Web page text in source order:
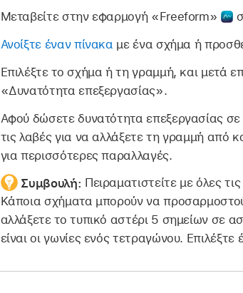
Μεταβείτε στην εφαρμογή «Freeform»
Ανοίξτε έναν πίνακα με ένα σχήμα ή
Επιλέξτε το σχήμα ή τη γραμμή, και μετά
«Δυνατότητα επεξεργασίας».
Αφού δώσετε δυνατότητα επεξεργασίας
τις λαβές για να αλλάξετε τη γραμμή από
για περισσότερες παραλλαγές.
Συμβουλή: Πειραματιστείτε με όλες
Κάποια σχήματα μπορούν να
αλλάξετε το τυπικό αστέρι 5 σημείων σε
είναι οι γωνίες ενός τετραγώνου.